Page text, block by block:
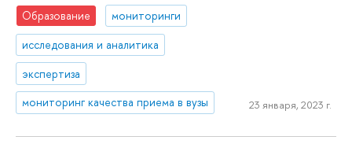
Образование
мониторинги
исследования и аналитика
экспертиза
мониторинг качества приема в вузы
23 января, 2023 г.